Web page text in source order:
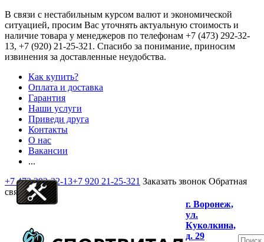
В связи с нестабильным курсом валют и экономической
ситуацией, просим Вас уточнять актуальную стоимость и
наличие товара у менеджеров по телефонам +7 (473) 292-32-
13, +7 (920) 21-25-321 . Спасибо за понимание, приносим
извинения за доставленные неудобства.
Как купить?
Оплата и доставка
Гарантия
Наши услуги
Приведи друга
Контакты
О нас
Вакансии
...
+7 473 292-32-13+7 920 21-25-321 Заказать звонок Обратная
связь
г. Воронеж,
ул.
Куколкина,
д. 29